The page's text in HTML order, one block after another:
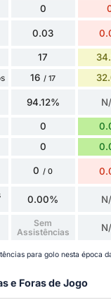
0
0.03
17
16 / 17
94.12%
0
0
0 / 0
0.00%
Sem
Assistências
para golo nesta época
e Foras de Jogo